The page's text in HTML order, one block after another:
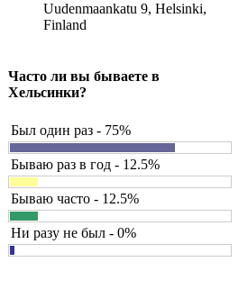
Uudenmaankatu 9, Helsinki,
Finland
Часто ли вы бываете в
Хельсинки?
Был один раз - 75%
Бываю раз в год - 12.5%
Бываю часто - 12.5%
Ни разу не был - 0%